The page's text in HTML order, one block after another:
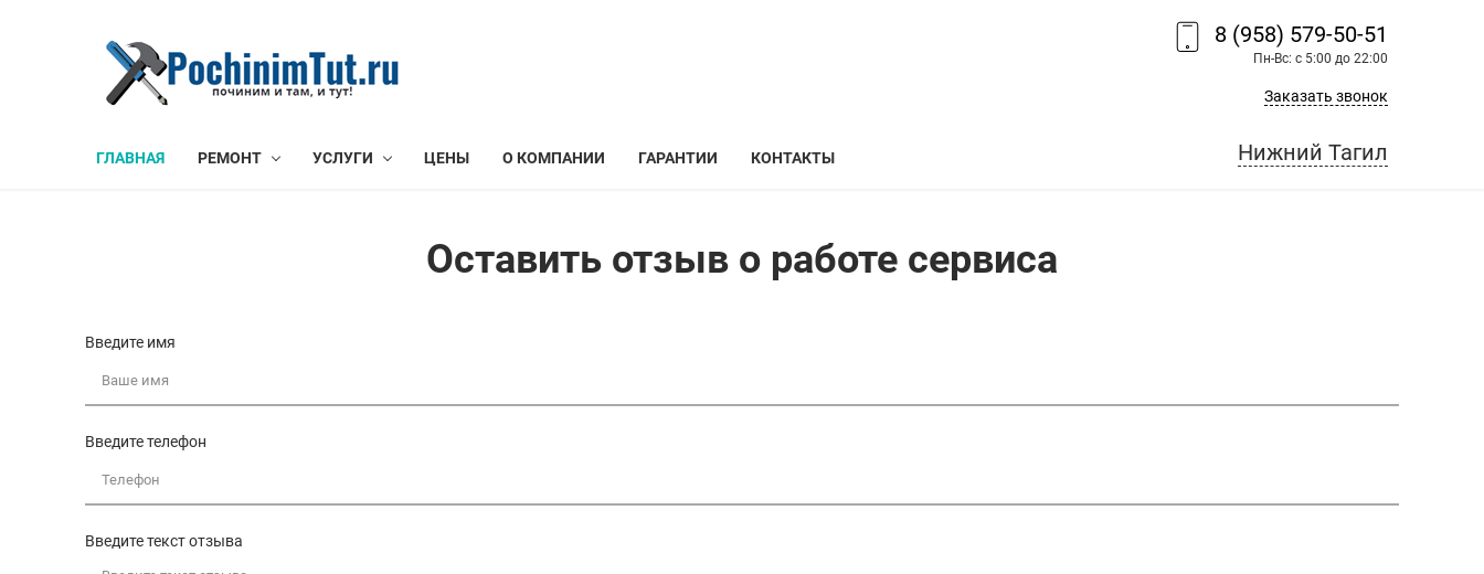
8 (958) 579-50-51
Пн-Вс: с 5:00 до 22:00
Заказать звонок
ГЛАВНАЯ РЕМОНТ УСЛУГИ ЦЕНЫ О КОМПАНИИ ГАРАНТИИ КОНТАКТЫ Нижний Тагил
Оставить отзыв о работе сервиса
Введите имя
Введите телефон
Введите текст отзыва